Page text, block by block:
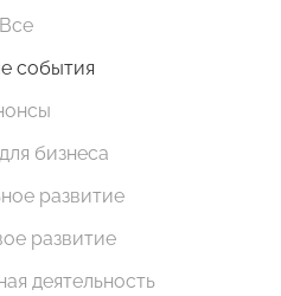
Все
события
бизнеса
развитие
развитие
деятельность